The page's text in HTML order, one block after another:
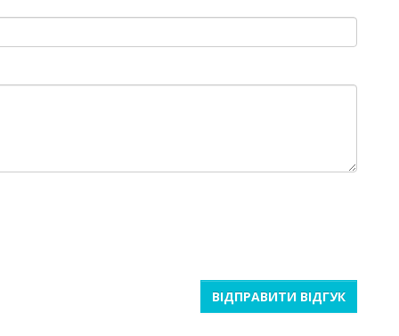
ВІДПРАВИТИ ВІДГУК